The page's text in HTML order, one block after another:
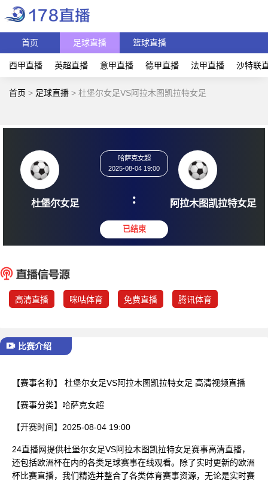
首页 足球直播 篮球直播
西甲直播 英超直播 意甲直播 德甲直播 法甲直播 沙特联
首页 > 足球直播 > 杜堡尔女足VS阿拉木图凯拉特女足
杜堡尔女足
2025-08-04 19:00
: 阿拉木图
高清直播 咪咕体育 免费直播 腾讯体育
比赛介绍
【赛事名称】 杜堡尔女足VS阿拉木图凯拉特女足 高清视频直播
【赛事分类】 哈萨克女超
【开赛时间】 2025-08-04 19:00
24直播网提供杜堡尔女足VS阿拉木图凯拉特女足赛事高清直播，
还包括欧洲杯在内的各类足球赛事在线观看。除了实时更新的欧洲
杯比赛直播，我们精选并整合了各类体育赛事资源，无论是实时赛